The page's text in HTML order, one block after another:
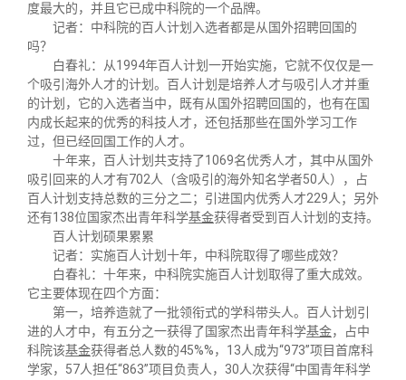
制度法规
联系我们
度最大的，并且它已成中科院的一个品牌。
记者：中科院的百人计划入选者都是从国外招聘回国的
吗？
白春礼：从1994年百人计划一开始实施，它就不仅仅是一
个吸引海外人才的计划。百人计划是培养人才与吸引人才并重
的计划，它的入选者当中，既有从国外招聘回国的，也有在国
内成长起来的优秀的科技人才，还包括那些在国外学习工作
过，但已经回国工作的人才。
十年来，百人计划共支持了1069名优秀人才，其中从国外
吸引回来的人才有702人（含吸引的海外知名学者50人），占
百人计划支持总数的三分之二；引进国内优秀人才229人；另外
还有138位国家杰出青年科学基金获得者受到百人计划的支持。
百人计划硕果累累
记者：实施百人计划十年，中科院取得了哪些成效？
白春礼：十年来，中科院实施百人计划取得了重大成效。
它主要体现在四个方面：
第一，培养造就了一批领衔式的学科带头人。百人计划引
进的人才中，有五分之一获得了国家杰出青年科学基金，占中
科院该基金获得者总人数的45%%，13人成为“973”项目首席科
学家，57人担任“863”项目负责人，30人次获得“中国青年科学